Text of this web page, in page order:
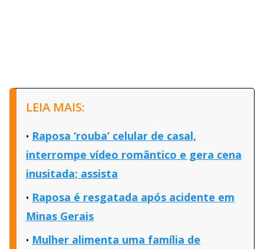
LEIA MAIS:
Raposa ‘rouba’ celular de casal,
interrompe vídeo romântico e gera cena
inusitada; assista
Raposa é resgatada após acidente em
Minas Gerais
Mulher alimenta uma família de